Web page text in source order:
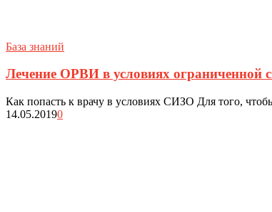
База знаний
Лечение ОРВИ в условиях ограниченной
Как попасть к врачу в условиях СИЗО Для того,
14.05.20190